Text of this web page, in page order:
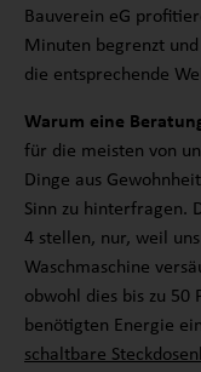
Bauverein eG
Minuten begrenzt
die entsprechende
Warum eine
für die meisten von
Dinge aus
Sinn zu hinterfragen.
4 stellen, nur, weil
Waschmaschine
obwohl dies bis zu 50
benötigten Energie
schaltbare